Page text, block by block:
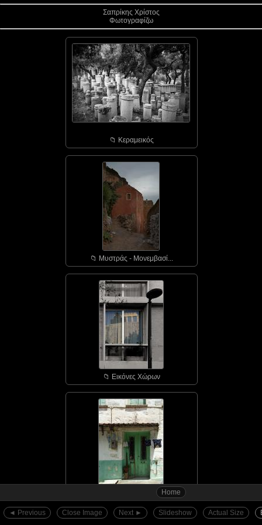
Home
◄︎ Previous Close Image Next ►︎ Slideshow Actual Size
Σαπρίκης Χρίστος
Φωτογραφίζω
📁︎ Κεραμεικός
📁︎ Μυστράς - Μονεμβασί...
📁︎ Εικόνες Χώρων
📁︎ Αγιάσος - οι πόρτε...